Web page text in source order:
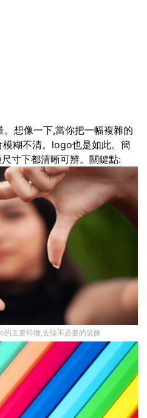
想像一下,當你把一幅複雜的
糊不清。logo也是如此。簡
寸下都清晰可辨。關鍵點:
的主要特徵,去除不必要的裝飾